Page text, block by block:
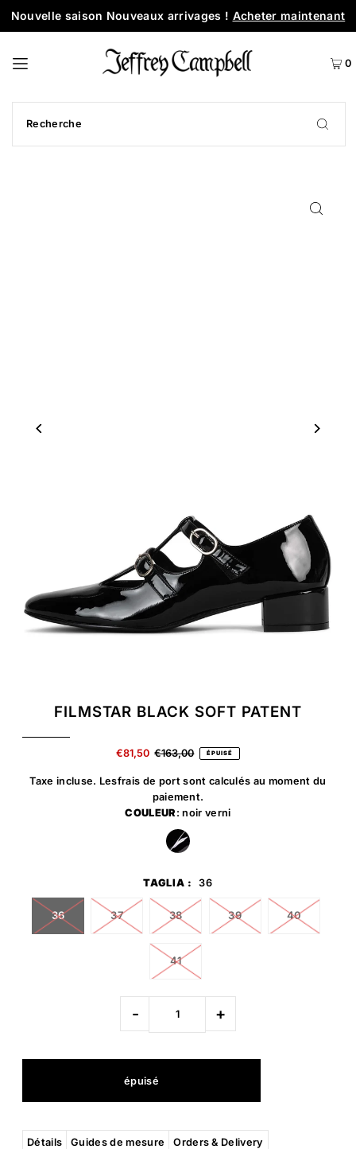
Nouvelle saison Nouveaux arrivages ! Acheter maintenant
0
FILMSTAR BLACK SOFT PATENT
€81,50 €163,00 ÉPUISÉ
Taxe incluse. Lesfrais de port sont calculés au moment du
paiement.
COULEUR : noir verni
TAGLIA : 36
36 37 38 39 40
41
- +
Détails Guides de mesure Orders & Delivery